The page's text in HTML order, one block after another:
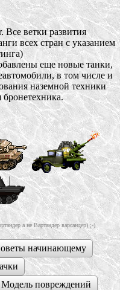
Все ветки развития
всех стран с указанием
еще новые танки,
в том числе и
наземной техники
а не Вартандер варсандер) ;-)
начинающему
Модель повреждений